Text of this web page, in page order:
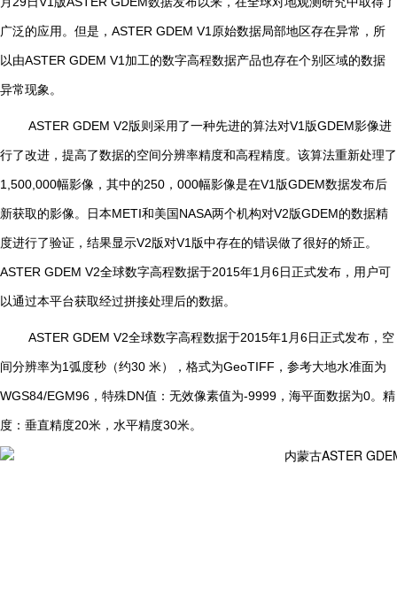
广泛的应用。但是， ASTER GDEM V1 原始数据局部地区存在异常，所
以由ASTER GDEM V1 加工的数字高程数据产品也存在个别区域的数据
异常现象。
ASTER GDEM V2版则采用了一种先进的算法对V1 版GDEM影像进
行了改进，提高了数据的空间分辨率精度和高程精度。该算法重新处理了
1,500,000幅影像，其中的250 ， 000幅影像是在V1 版GDEM数据发布后
新获取的影像。日本METI和美国NASA两个机构对V2版GDEM的数据精
度进行了验证，结果显示V2版对V1 版中存在的错误做了很好的矫正。
ASTER GDEM V2全球数字高程数据于2015年1 月6日正式发布，用户可
以通过本平台获取经过拼接处理后的数据。
ASTER GDEM V2全球数字高程数据于2015年1 月6日正式发布，空
间分辨率为1弧度秒（约30 米），格式为GeoTIFF ，参考大地水准面为
WGS84/EGM96 ，特殊DN值：无效像素值为-9999 ，海平面数据为0。精
度：垂直精度20米，水平精度30米。